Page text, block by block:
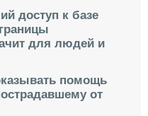
доступ к базе
для людей и
помощь
от